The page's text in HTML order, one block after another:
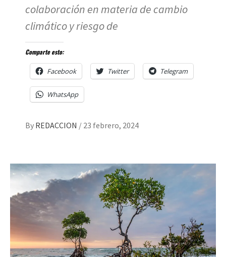
colaboración en materia de cambio
climático y riesgo de
Comparte esto:
Facebook Twitter Telegram
WhatsApp
By REDACCION / 23 febrero, 2024